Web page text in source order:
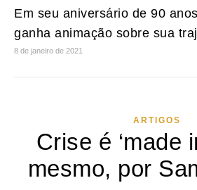
Em seu aniversário de 90
ganha animação sobre sua
8 de janeiro de 2021
ARTIGOS
Crise é ‘made
mesmo, por